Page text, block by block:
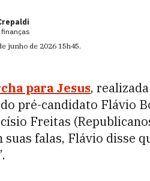
finanças
junho de 2026 15h45.
para Jesus,
pré-candidato Flávio
Freitas
suas falas, Flávio disse